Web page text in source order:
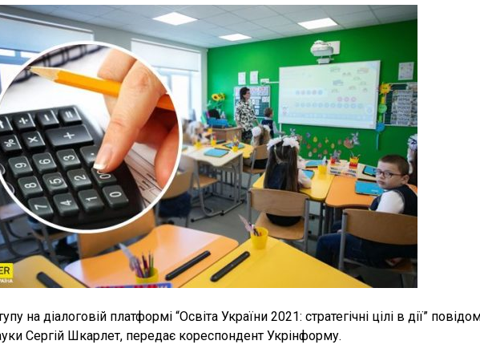
на діалоговій платформі “Освіта України 2021: стратегічні цілі в дії”
Сергій Шкарлет, передає кореспондент Укрінформу.